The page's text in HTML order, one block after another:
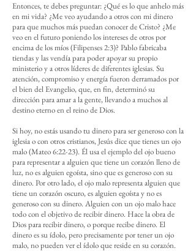
Entonces, te debes preguntar: ¿Qué es lo que anhelo más
en mi vida? ¿Me veo ayudando a otros con mi dinero
para que muchos más puedan conocer de Cristo? ¿Me
veo en el futuro poniendo los intereses de otros por
encima de los míos (Filipenses 2:3)? Pablo fabricaba
tiendas y las vendía para poder apoyar su propio
ministerio y a otros líderes de diferentes iglesias. Su
atención, compromiso y energía fueron derramados por
el bien del Evangelio, que, en fin, determinó su
dirección para amar a la gente, llevando a muchos al
destino eterno en el reino de Dios.
Si hoy, no estás usando tu dinero para ser generoso con la
iglesia o con otros cristianos, Jesús dice que tienes un ojo
malo (Mateo 6:22-23). Él usa el ejemplo del ojo bueno
para representar a alguien que tiene un corazón lleno de
luz, no es alguien egoísta, sino que es generoso con su
dinero. Por otro lado, el ojo malo representa alguien que
tiene un corazón oscuro, es alguien egoísta y no es
generoso con su dinero. Alguien con un ojo malo hace
todo con el objetivo de recibir dinero. Hace la obra de
Dios para recibir dinero, o porque recibe dinero. El
dinero es su ídolo, pero precisamente por tener un ojo
malo, no pueden ver el ídolo que reside en su corazón.